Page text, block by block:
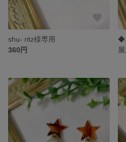
shu- ritz様専用
360円